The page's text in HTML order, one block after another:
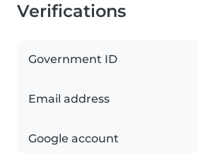
Verifications
Government ID
Email address
Google account